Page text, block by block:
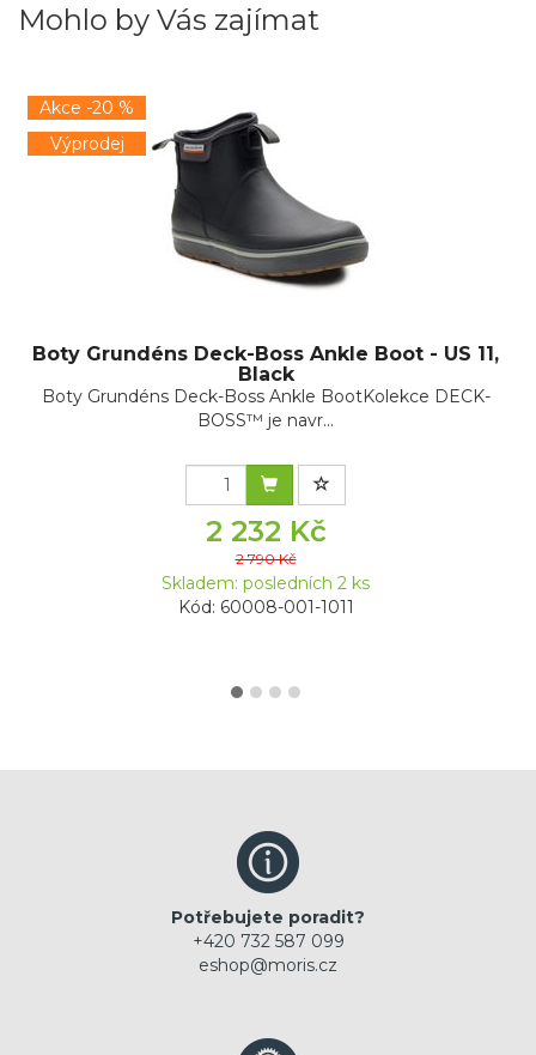
Mohlo by Vás zajímat
Akce -20 %
Výprodej
Boty Grundéns Deck-Boss Ankle Boot - US 11,
Black
Boty Grundéns Deck-Boss Ankle BootKolekce DECK-
BOSS™ je navr...
2 232 Kč
2 790 Kč
Skladem: posledních 2 ks
Kód: 60008-001-1011
Potřebujete poradit?
+420 732 587 099
eshop@moris.cz